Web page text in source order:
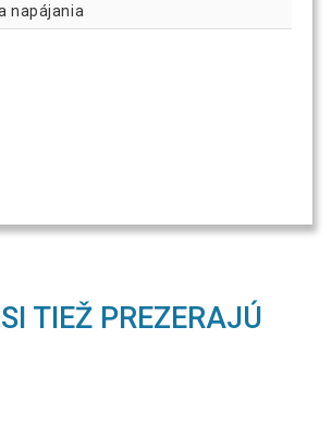
napájania
TIEŽ PREZERAJÚ